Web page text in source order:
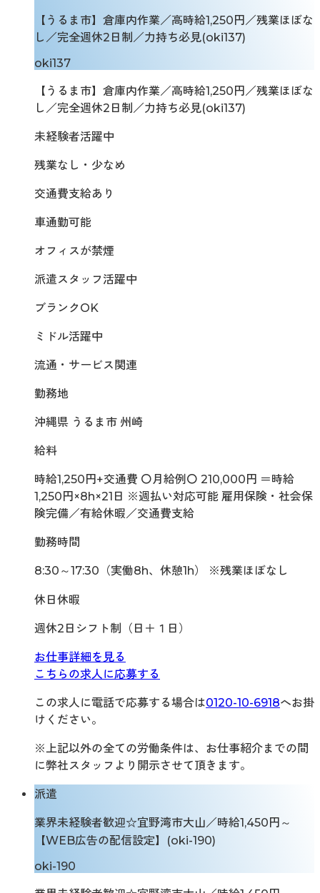
【うるま市】倉庫内作業／高時給1,250円／残業ほぼな
し／完全週休2日制／力持ち必見(oki137)
oki137
【うるま市】倉庫内作業／高時給1,250円／残業ほぼな
し／完全週休2日制／力持ち必見(oki137)
未経験者活躍中
残業なし・少なめ
交通費支給あり
車通勤可能
オフィスが禁煙
派遣スタッフ活躍中
ブランクOK
ミドル活躍中
流通・サービス関連
勤務地
沖縄県 うるま市 州崎
給料
時給1,250円+交通費 〇月給例〇 210,000円 ＝時給
1,250円×8h×21日 ※週払い対応可能 雇用保険・社会保
険完備／有給休暇／交通費支給
勤務時間
8:30～17:30（実働8h、休憩1h） ※残業ほぼなし
休日休暇
週休2日シフト制（日＋１日）
お仕事詳細を見る
こちらの求人に応募する
この求人に電話で応募する場合は0120-10-6918へお掛
けください。
※上記以外の全ての労働条件は、お仕事紹介までの間
に弊社スタッフより開示させて頂きます。
派遣
業界未経験者歓迎☆宜野湾市大山／時給1,450円～
【WEB広告の配信設定】(oki-190)
oki-190